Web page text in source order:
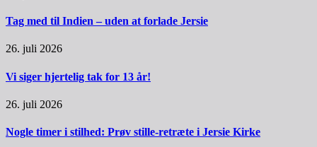
Tag med til Indien – uden at forlade Jersie
26. juli 2026
Vi siger hjertelig tak for 13 år!
26. juli 2026
Nogle timer i stilhed: Prøv stille-retræte i Jersie Kirke